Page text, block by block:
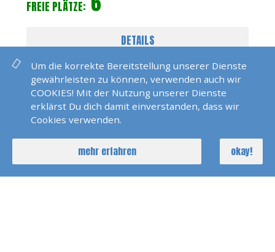
FREIE PLÄTZE:
DETAILS
Katamaran Training 3 Tage Trogir
Um die korrekte Bereitstellung unserer Dienste
gewährleisten zu können, verwenden auch wir
COOKIES! Mit der Nutzung unserer Dienste
erklärst Du dich damit einverstanden, dass wir
Cookies verwenden.
mehr erfahren okay!